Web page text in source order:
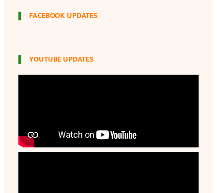
FACEBOOK UPDATES
YOUTUBE UPDATES